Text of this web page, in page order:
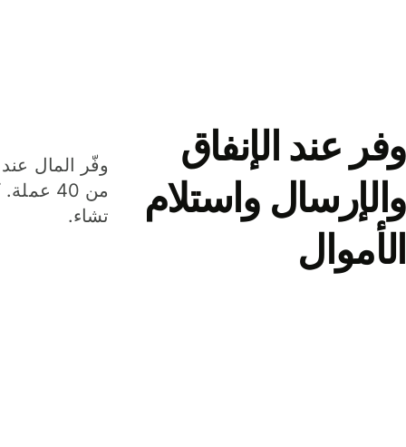
وفر عند الإنفاق
والإرسال واستلام
الأموال
وفّر المال عند
من 40
تشاء.